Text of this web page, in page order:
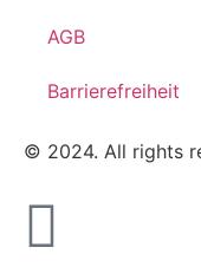
AGB
Barrierefreiheit
© 2024. All rights